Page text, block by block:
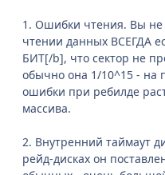
1. Ошибки чтения. Вы
чтении данных ВСЕГДА
БИТ[/b], что сектор не
обычно она 1/10^15 - на
ошибки при ребилде
массива.
2. Внутренний таймаут
рейд-дисках он